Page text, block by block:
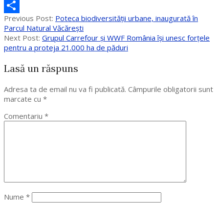
Messenger
Partajează
2017-
09-
17
Previous Post: Poteca biodiversității urbane, inaugurată în
Parcul Natural Văcărești
Next Post: Grupul Carrefour și WWF România își unesc forțele
pentru a proteja 21.000 ha de păduri
Lasă un răspuns
Adresa ta de email nu va fi publicată. Câmpurile obligatorii sunt
marcate cu *
Comentariu *
Nume *